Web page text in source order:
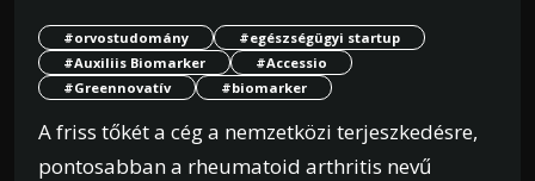
#orvostudomány
#egészségügyi startup
#Auxiliis Biomarker
#Accessio
#Greennovatív
#biomarker
A friss tőkét a cég a nemzetközi terjeszkedésre,
pontosabban a rheumatoid arthritis nevű